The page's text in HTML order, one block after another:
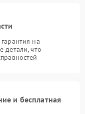
на
детали, что
и бесплатная